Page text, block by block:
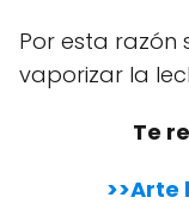
Por esta razón
vaporizar la
Te